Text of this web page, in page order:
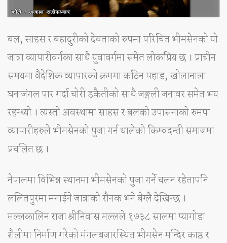
बल, साहस र बहादुरीको देवताको रुपमा परिचित भीमसेनको यो
जात्रा व्यापारीवर्गका साथै युवावर्गमा समेत लोकप्रिय छ । प्राचीन
समयमा वैदेशिक व्यापारको क्रममा कठिन पहाड, खोलानाला
घनाजंगल पार गर्दा चोरी डकैतीको साथै जङ्गली जनावर समेत भय
रहन्थ्यो । त्यस्तो अवस्थामा साहस र बलको उपासनाको रुमपा
व्यापारीहरुले भीमसेनको पुजा गर्न थालेको किम्वदन्ती समाजमा
प्रचलित छ ।
नेपालमा विभिन्न स्थानमा भीमसेनको पुजा गर्ने चलन रहेतापनि
ललितपुरमा मनाईने जात्राको रौनक भने बेग्लै देखिन्छ ।
मल्लकालिन राजा श्रीनिवास मल्लले १७३८ सालमा प्यागोडा
शैलीमा निर्माण गरेको मंगलबजारस्थित भीमसेन मन्दिर काष्ठ र